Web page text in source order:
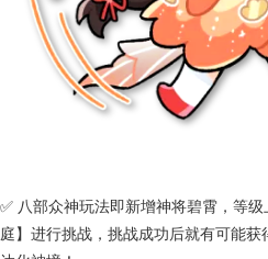
✅ 八部众神玩法即新增神将碧霄，等
庭】进行挑战，挑战成功后就有可能